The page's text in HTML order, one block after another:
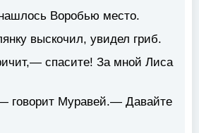
Воробью место.
выскочил, увидел гриб.
спасите! За мной Лиса
Муравей.— Давайте